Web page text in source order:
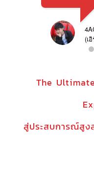
(เ
The
สู่ประสบการณ์สู